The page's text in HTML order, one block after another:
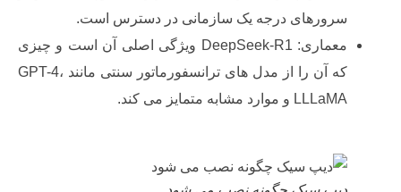
درجه یک سازمانی در دسترس است.
معماری: DeepSeek-R1 ویژگی اصلی آن است و چیزی
که آن را از مدل های ترانسفورماتور سنتی مانند GPT-4،